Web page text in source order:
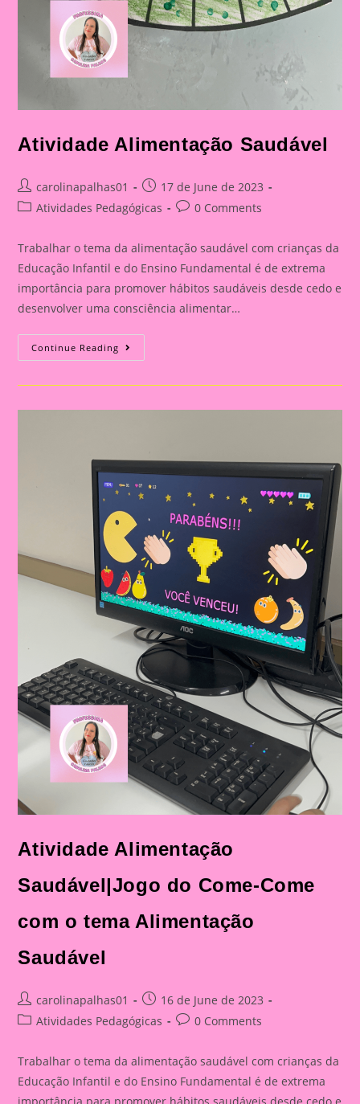
Atividade Alimentação Saudável
Post
author:
carolinapalhas01
Post
published:
17 de June de 2023
PostAtividades Pedagógicas
Post0 Comments
Trabalhar o tema da alimentação saudável com crianças da
Educação Infantil e do Ensino Fundamental é de extrema
importância para promover hábitos saudáveis desde cedo e
desenvolver uma consciência alimentar…
Continue Reading Atividade
Alimentação
Atividade Alimentação
Saudável|Jogo do Come-Come
com o tema Alimentação
Saudável
Post
author:
carolinapalhas01
Post
published:
16 de June de 2023
PostAtividades Pedagógicas
Post0 Comments
Trabalhar o tema da alimentação saudável com crianças da
Educação Infantil e do Ensino Fundamental é de extrema